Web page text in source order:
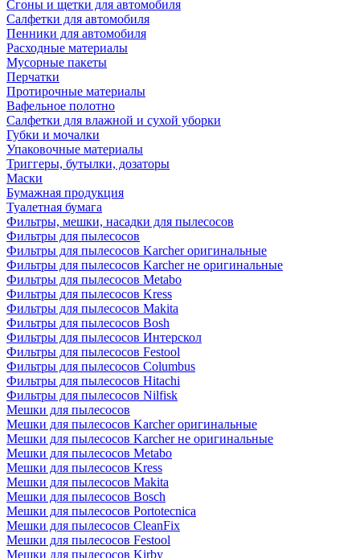
Сгоны и щетки для автомобиля
Салфетки для автомобиля
Пенники для автомобиля
Расходные материалы
Мусорные пакеты
Перчатки
Протирочные материалы
Вафельное полотно
Салфетки для влажной и сухой уборки
Губки и мочалки
Упаковочные материалы
Триггеры, бутылки, дозаторы
Маски
Бумажная продукция
Туалетная бумага
Фильтры, мешки, насадки для пылесосов
Фильтры для пылесосов
Фильтры для пылесосов Karcher оригинальные
Фильтры для пылесосов Karcher не оригинальные
Фильтры для пылесосов Metabo
Фильтры для пылесосов Kress
Фильтры для пылесосов Makita
Фильтры для пылесосов Bosh
Фильтры для пылесосов Интерскол
Фильтры для пылесосов Festool
Фильтры для пылесосов Columbus
Фильтры для пылесосов Hitachi
Фильтры для пылесосов Nilfisk
Мешки для пылесосов
Мешки для пылесосов Karcher оригинальные
Мешки для пылесосов Karcher не оригинальные
Мешки для пылесосов Metabo
Мешки для пылесосов Kress
Мешки для пылесосов Makita
Мешки для пылесосов Bosch
Мешки для пылесосов Portotecnica
Мешки для пылесосов CleanFix
Мешки для пылесосов Festool
Мешки для пылесосов Kirby